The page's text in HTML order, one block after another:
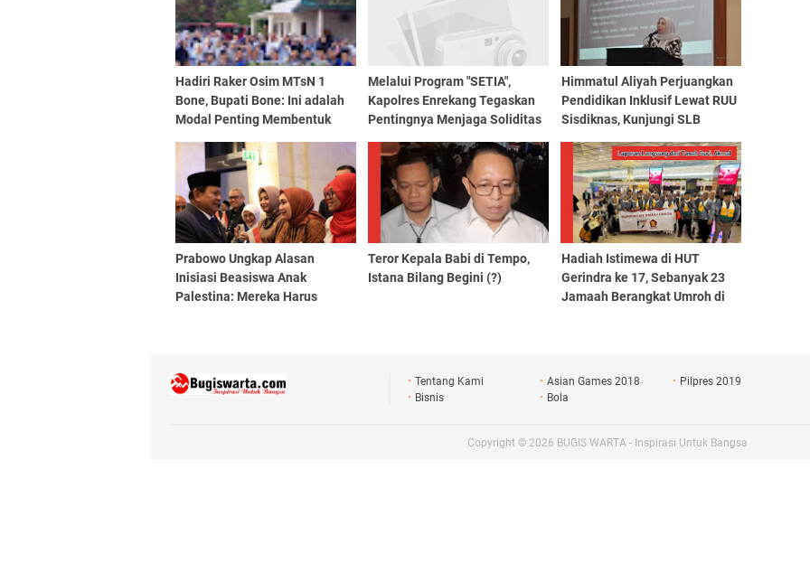
Hadiri Raker Osim MTsN 1
Bone, Bupati Bone: Ini adalah
Modal Penting Membentuk
Melalui Program "SETIA",
Kapolres Enrekang Tegaskan
Pentingnya Menjaga Soliditas
Himmatul Aliyah Perjuangkan
Pendidikan Inklusif Lewat RUU
Sisdiknas, Kunjungi SLB
Prabowo Ungkap Alasan
Inisiasi Beasiswa Anak
Palestina: Mereka Harus
Teror Kepala Babi di Tempo,
Istana Bilang Begini (?)
Hadiah Istimewa di HUT
Gerindra ke 17, Sebanyak 23
Jamaah Berangkat Umroh di
Tentang Kami Asian Games 2018
Pilpres 2019
Bisnis
Bola
Copyright © 2026 BUGIS WARTA - Inspirasi Untuk Bangsa